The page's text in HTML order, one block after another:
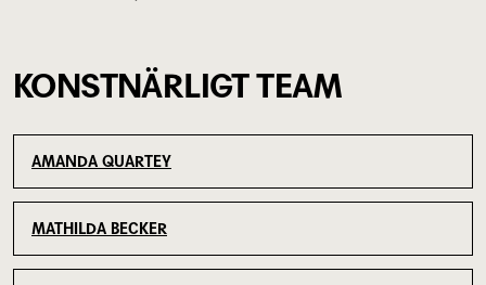
KONSTNÄRLIGT TEAM
AMANDA QUARTEY
MATHILDA BECKER